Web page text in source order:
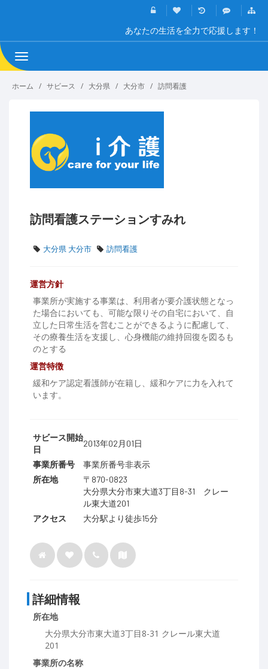
あなたの生活を全力で応援します！
Toggle
navigation
ホーム サビース 大分県 大分市 訪問看護
訪問看護ステーションすみれ
大分県 大分市 訪問看護
運営方針
事業所が実施する事業は、利用者が要介護状態となっ
た場合においても、可能な限りその自宅において、自
立した日常生活を営むことができるように配慮して、
その療養生活を支援し、心身機能の維持回復を図るも
のとする
運営特徴
緩和ケア認定看護師が在籍し、緩和ケアに力を入れて
います。
サビース開始
日
2013年02月01日
事業所番号
事業所番号非表示
所在地
〒870-0823
大分県大分市東大道3丁目8-31 クレー
ル東大道201
アクセス
大分駅より徒歩15分
詳細情報
所在地
大分県大分市東大道3丁目8-31 クレール東大道
201
事業所の名称